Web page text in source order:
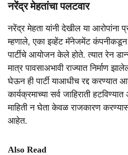
नरेंद्र मेहतांचा पलटवार
नरेंद्र मेहता यांनी देखील या आरोपांना
म्हणाले, एका इव्हेंट मॅनेजमेंट कंपनीकडून
पार्टीचे आयोजन केले होते. त्यात रेन
मात्र पावसाअभावी राज्यात निर्माण
घेऊन ही पार्टी याआधीच रद्द
कार्यक्रमाच्या सर्व जाहिराती
माहिती न घेता केवळ राजकारण
आहेत.
Also Read